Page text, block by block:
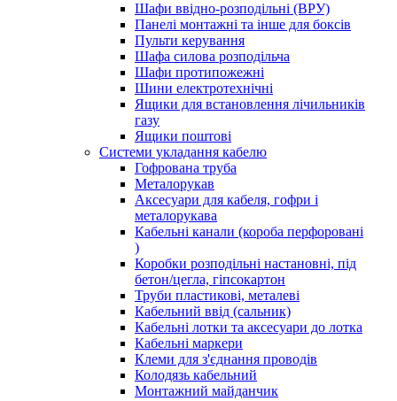
Шафи ввідно-розподільні (ВРУ)
Панелі монтажні та інше для боксів
Пульти керування
Шафа силова розподільча
Шафи протипожежні
Шини електротехнічні
Ящики для встановлення лічильників
газу
Ящики поштові
Системи укладання кабелю
Гофрована труба
Металорукав
Аксесуари для кабеля, гофри і
металорукава
Кабельні канали (короба перфоровані
)
Коробки розподільні настановні, під
бетон/цегла, гіпсокартон
Труби пластикові, металеві
Кабельний ввід (сальник)
Кабельні лотки та аксесуари до лотка
Кабельні маркери
Клеми для з'єднання проводів
Колодязь кабельний
Монтажний майданчик